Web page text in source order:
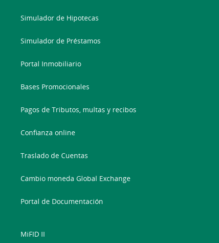
Simulador de Hipotecas
Simulador de Préstamos
Portal Inmobiliario
Bases Promocionales
Pagos de Tributos, multas y recibos
Confianza online
Traslado de Cuentas
Cambio moneda Global Exchange
Portal de Documentación
MiFID II